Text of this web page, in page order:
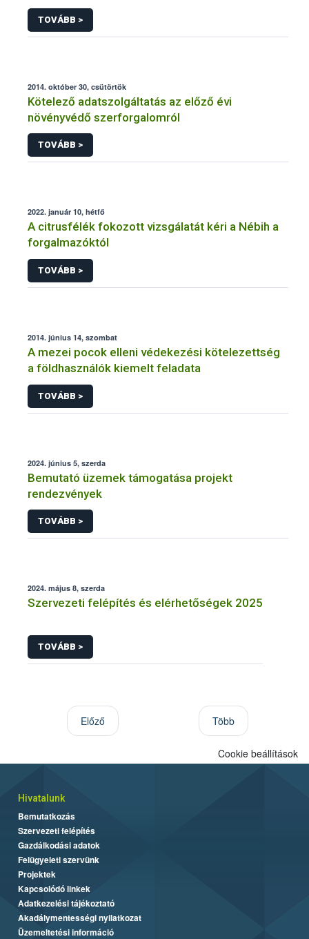
kapcsolatos szabályozás
TOVÁBB >
2014. október 30, csütörtök
Kötelező adatszolgáltatás az előző évi
növényvédő szerforgalomról
TOVÁBB >
2022. január 10, hétfő
A citrusfélék fokozott vizsgálatát kéri a Nébih a
forgalmazóktól
TOVÁBB >
2014. június 14, szombat
A mezei pocok elleni védekezési kötelezettség
a földhasználók kiemelt feladata
TOVÁBB >
2024. június 5, szerda
Bemutató üzemek támogatása projekt
rendezvények
TOVÁBB >
2024. május 8, szerda
Szervezeti felépítés és elérhetőségek 2025
TOVÁBB >
Előző Több
Cookie beállítások
Hivatalunk
Bemutatkozás
Szervezeti felépítés
Gazdálkodási adatok
Felügyeleti szervünk
Projektek
Kapcsolódó linkek
Adatkezelési tájékoztató
Akadálymentességi nyilatkozat
Üzemeltetési információ